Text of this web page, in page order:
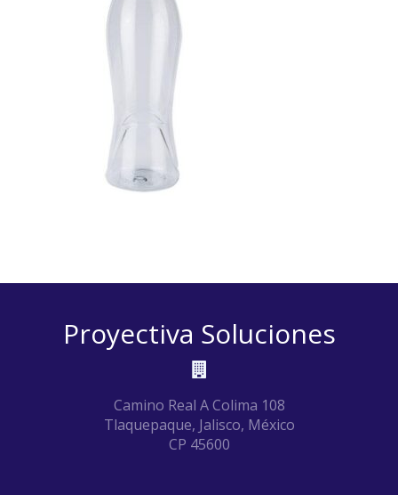
Proyectiva Soluciones
Camino Real A Colima 108
Tlaquepaque, Jalisco, México
CP 45600